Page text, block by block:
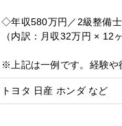
◇年収580万円／2級整備士
（内訳：月収32万円 × 12
※上記は一例です。経験や
トヨタ 日産 ホンダ など